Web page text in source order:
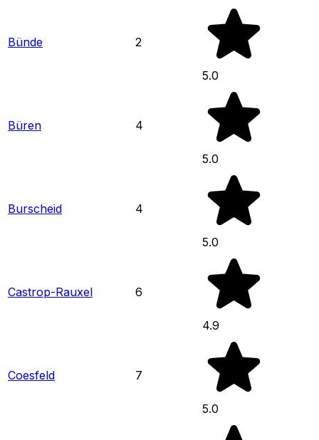
Bünde 2
5.0
Büren 4
5.0
Burscheid 4
5.0
Castrop-Rauxel 6
4.9
Coesfeld 7
5.0